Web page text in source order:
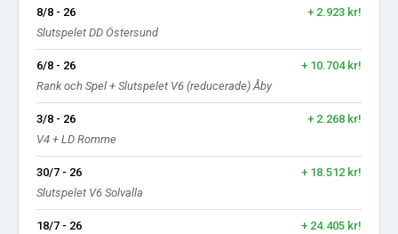
8/8 - 26
+ 2.923 kr!
Slutspelet DD Östersund
6/8 - 26
+ 10.704 kr!
Rank och Spel + Slutspelet V6 (reducerade) Åby
3/8 - 26
+ 2.268 kr!
V4 + LD Romme
30/7 - 26
+ 18.512 kr!
Slutspelet V6 Solvalla
18/7 - 26
+ 24.405 kr!